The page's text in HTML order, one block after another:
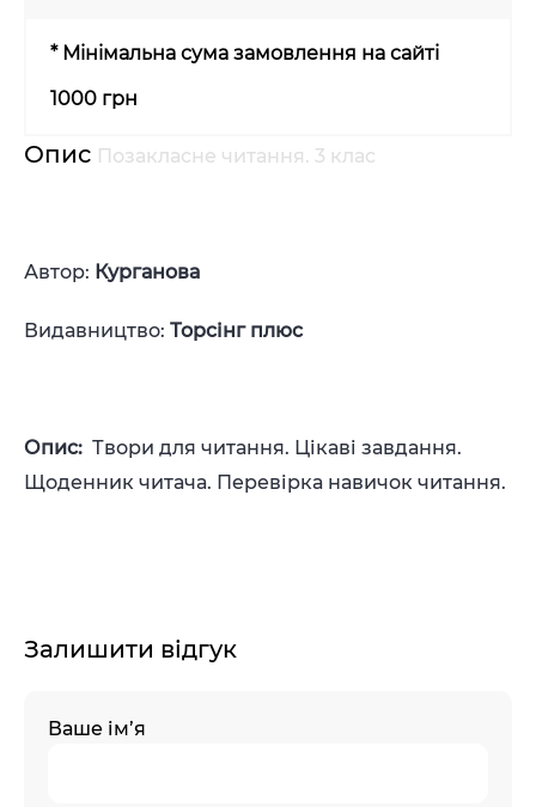
* Мінімальна сума замовлення на сайті
1000 грн
Опис Позакласне читання. 3 клас
Автор: Курганова
Видавництво: Торсінг плюс
Опис: Твори для читання. Цікаві завдання.
Щоденник читача. Перевірка навичок читання.
Залишити відгук
Ваше ім’я